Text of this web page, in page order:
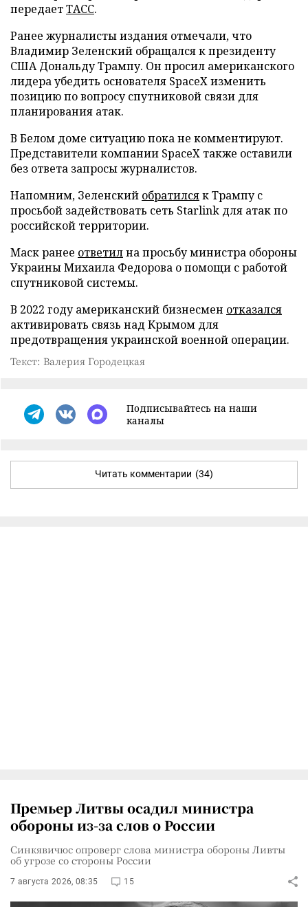
передаетТАСС.
Ранее журналисты издания отмечали, что
Владимир Зеленский обращался к президенту
США Дональду Трампу. Он просил американского
лидера убедить основателя SpaceX изменить
позицию по вопросу спутниковой связи для
планирования атак.
В Белом доме ситуацию пока не комментируют.
Представители компании SpaceX также оставили
без ответа запросы журналистов.
Напомним, Зеленский обратилсяк Трампу с
просьбой задействовать сеть Starlink для атак по
российской территории.
Маск ранее ответилна просьбу министра обороны
Украины Михаила Федорова о помощи с работой
спутниковой системы.
В 2022 году американский бизнесмен отказался
активировать связь над Крымом для
предотвращения украинской военной операции.
Текст: Валерия Городецкая
Подписывайтесь на наши
каналы
Читать комментарии (34)
Премьер Литвы осадил министра
обороны из-за слов о России
Синкявичюс опроверг слова министра обороны Ливты
об угрозе со стороны России
7 августа 2026, 08:35 15